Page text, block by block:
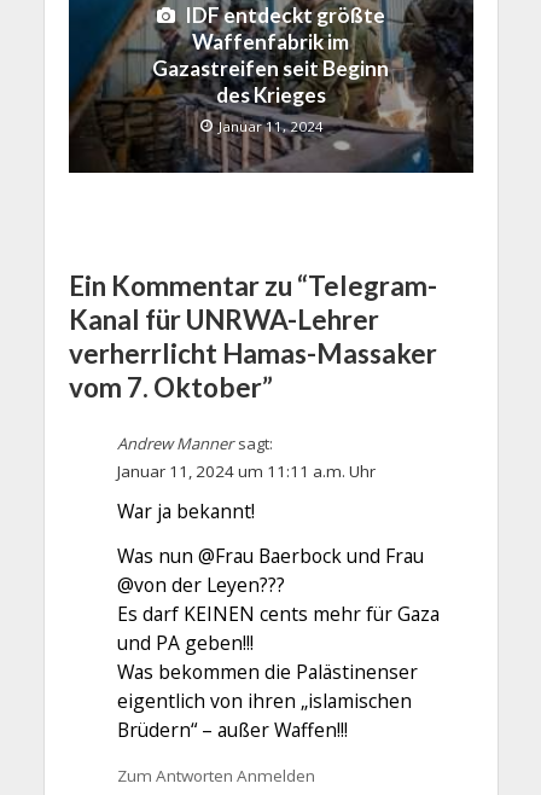
IDF entdeckt größte
Waffenfabrik im
Gazastreifen seit Beginn
des Krieges
Januar 11, 2024
Ein Kommentar zu “Telegram-
Kanal für UNRWA-Lehrer
verherrlicht Hamas-Massaker
vom 7. Oktober”
Andrew Manner sagt:
Januar 11, 2024 um 11:11 a.m. Uhr
War ja bekannt!
Was nun @Frau Baerbock und Frau
@von der Leyen???
Es darf KEINEN cents mehr für Gaza
und PA geben!!!
Was bekommen die Palästinenser
eigentlich von ihren „islamischen
Brüdern“ – außer Waffen!!!
Zum Antworten Anmelden